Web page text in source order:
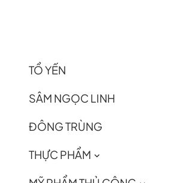
TỔ YẾN
SÂM NGỌC LINH
ĐÔNG TRÙNG
THỰC PHẨM